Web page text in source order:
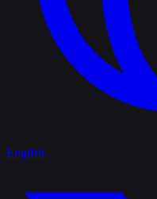
English